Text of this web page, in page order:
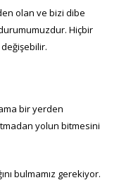
olan ve bizi dibe
Hiçbir
bir yerden
yolun bitmesini
bulmamız gerekiyor.